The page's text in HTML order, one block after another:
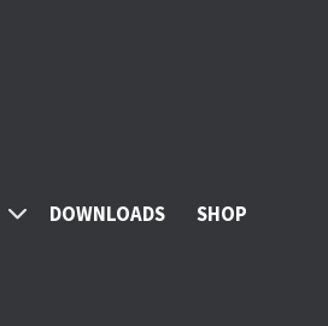
DOWNLOADS SHOP